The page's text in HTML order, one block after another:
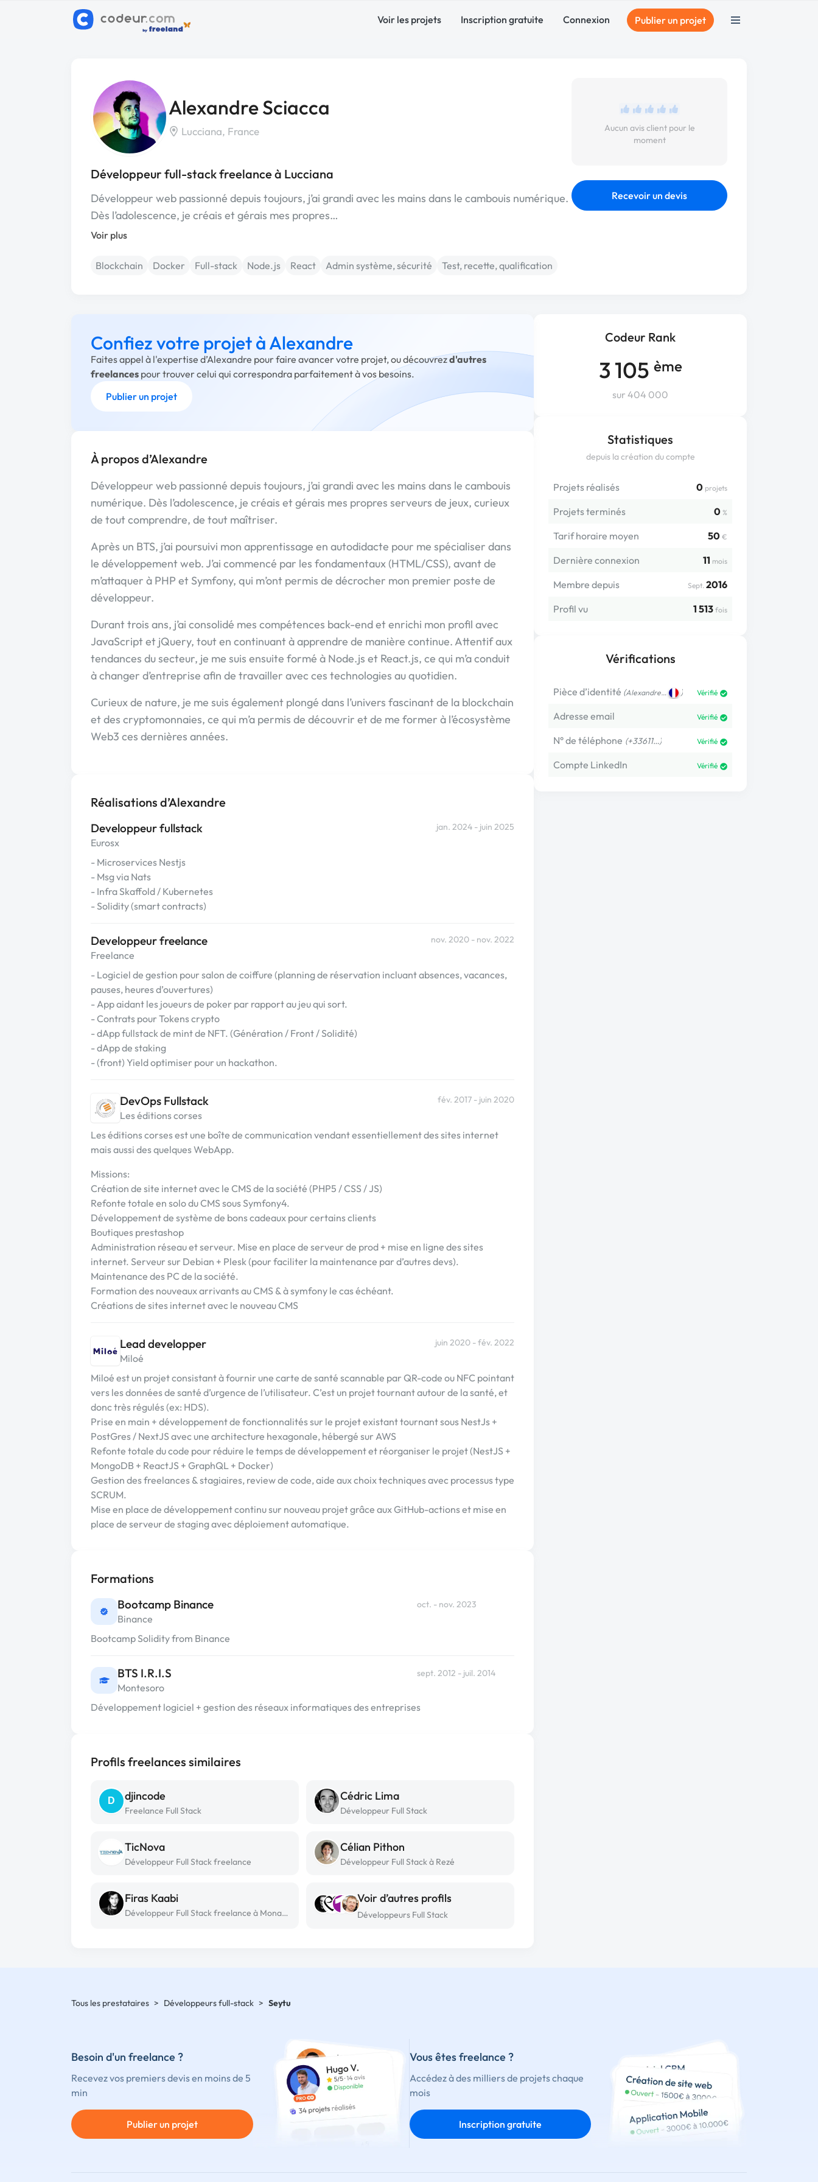
Voir les projets Inscription gratuite Connexion Publier un projet
Alexandre Sciacca
Lucciana, France
Développeur full-stack freelance à Lucciana
Développeur web passionné depuis toujours, j’ai grandi avec les mains dans le cambouis numérique.
Dès l’adolescence, je créais et gérais mes propres…
Voir plus
Blockchain Docker Full-stack Node.js React Admin système, sécurité Test, recette, qualification
Aucun avis client pour le
moment
Recevoir un devis
Codeur Rank
3 105 ème
sur 404 000
Statistiques
depuis la création du compte
Projets réalisés 0 projets
Projets terminés 0 %
Tarif horaire moyen 50 €
Dernière connexion 11 mois
Membre depuis Sept. 2016
Profil vu
1 513 fois
Vérifications
Pièce d’identité (Alexandre… ) Vérifié
Adresse email Vérifié
N° de téléphone (+33611…) Vérifié
Compte LinkedIn Vérifié
Confiez votre projet à Alexandre
Faites appel à l'expertise d’Alexandre pour faire avancer votre projet, ou découvrezd'autres
freelances pour trouver celui qui correspondra parfaitement à vos besoins.
Publier un projet
À propos d’Alexandre
Développeur web passionné depuis toujours, j’ai grandi avec les mains dans le cambouis
numérique. Dès l’adolescence, je créais et gérais mes propres serveurs de jeux, curieux
de tout comprendre, de tout maîtriser.
Après un BTS, j’ai poursuivi mon apprentissage en autodidacte pour me spécialiser dans
le développement web. J’ai commencé par les fondamentaux (HTML/CSS), avant de
m’attaquer à PHP et Symfony, qui m’ont permis de décrocher mon premier poste de
développeur.
Durant trois ans, j’ai consolidé mes compétences back-end et enrichi mon profil avec
JavaScript et jQuery, tout en continuant à apprendre de manière continue. Attentif aux
tendances du secteur, je me suis ensuite formé à Node.js et React.js, ce qui m’a conduit
à changer d’entreprise afin de travailler avec ces technologies au quotidien.
Curieux de nature, je me suis également plongé dans l’univers fascinant de la blockchain
et des cryptomonnaies, ce qui m’a permis de découvrir et de me former à l’écosystème
Web3 ces dernières années.
Réalisations d’Alexandre
Developpeur fullstack
Eurosx
jan. 2024 - juin 2025
- Microservices Nestjs
- Msg via Nats
- Infra Skaffold / Kubernetes
- Solidity (smart contracts)
Developpeur freelance
Freelance
nov. 2020 - nov. 2022
- Logiciel de gestion pour salon de coiffure (planning de réservation incluant absences, vacances,
pauses, heures d’ouvertures)
- App aidant les joueurs de poker par rapport au jeu qui sort.
- Contrats pour Tokens crypto
- dApp fullstack de mint de NFT. (Génération / Front / Solidité)
- dApp de staking
- (front) Yield optimiser pour un hackathon.
DevOps Fullstack
Les éditions corses
fév. 2017 - juin 2020
Les éditions corses est une boîte de communication vendant essentiellement des sites internet
mais aussi des quelques WebApp.
Missions:
Création de site internet avec le CMS de la société (PHP5 / CSS / JS)
Refonte totale en solo du CMS sous Symfony4.
Développement de système de bons cadeaux pour certains clients
Boutiques prestashop
Administration réseau et serveur. Mise en place de serveur de prod + mise en ligne des sites
internet. Serveur sur Debian + Plesk (pour faciliter la maintenance par d’autres devs).
Maintenance des PC de la société.
Formation des nouveaux arrivants au CMS & à symfony le cas échéant.
Créations de sites internet avec le nouveau CMS
Lead developper
Miloé
juin 2020 - fév. 2022
Miloé est un projet consistant à fournir une carte de santé scannable par QR-code ou NFC pointant
vers les données de santé d’urgence de l’utilisateur. C’est un projet tournant autour de la santé, et
donc très régulés (ex: HDS).
Prise en main + développement de fonctionnalités sur le projet existant tournant sous NestJs +
PostGres / NextJS avec une architecture hexagonale, hébergé sur AWS
Refonte totale du code pour réduire le temps de développement et réorganiser le projet (NestJS +
MongoDB + ReactJS + GraphQL + Docker)
Gestion des freelances & stagiaires, review de code, aide aux choix techniques avec processus type
SCRUM.
Mise en place de développement continu sur nouveau projet grâce aux GitHub-actions et mise en
place de serveur de staging avec déploiement automatique.
Formations
Bootcamp Binance
Binance
oct. - nov. 2023
Bootcamp Solidity from Binance
BTS I.R.I.S
Montesoro
sept. 2012 - juil. 2014
Développement logiciel + gestion des réseaux informatiques des entreprises
Profils freelances similaires
D djincode
Freelance Full Stack
Cédric Lima
Développeur Full Stack
TicNova
Développeur Full Stack freelance
Célian Pithon
Développeur Full Stack à Rezé
Firas Kaabi
Développeur Full Stack freelance à Monastir
Voir d’autres profils
Développeurs Full Stack
Tous les prestataires > Développeurs full-stack > Seytu
Besoin d'un freelance ?
Recevez vos premiers devis en moins de 5
min
Publier un projet
Vous êtes freelance ?
Accédez à des milliers de projets chaque
mois
Inscription gratuite